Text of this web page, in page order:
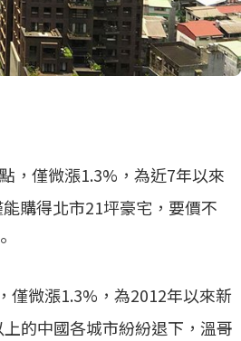
，僅微漲1.3%，為近7年以來
購得北市21坪豪宅，要價不
僅微漲1.3%，為2012年以來新
的中國各城市紛紛退下，溫哥